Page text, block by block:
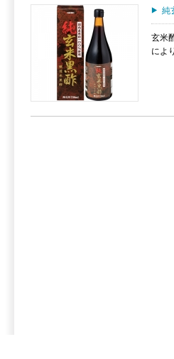
純
玄米
によ